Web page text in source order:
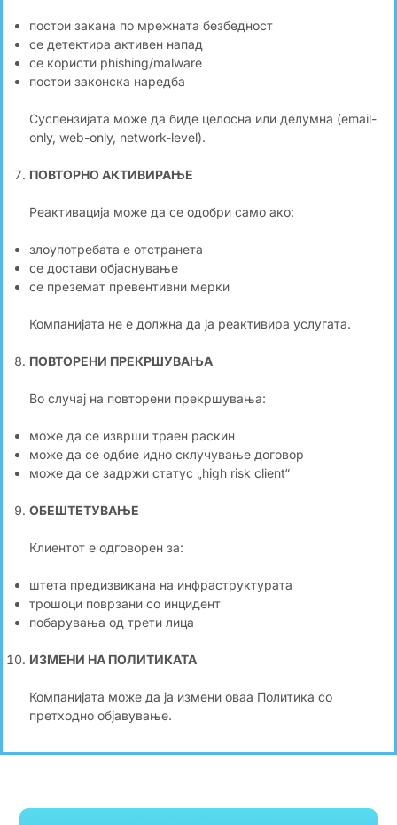
постои закана по мрежната безбедност
се детектира активен напад
се користи phishing/malware
постои законска наредба
Суспензијата може да биде целосна или делумна (email-
only, web-only, network-level).
ПОВТОРНО АКТИВИРАЊЕ
Реактивација може да се одобри само ако:
злоупотребата е отстранета
се достави објаснување
се преземат превентивни мерки
Компанијата не е должна да ја реактивира услугата.
ПОВТОРЕНИ ПРЕКРШУВАЊА
Во случај на повторени прекршувања:
може да се изврши траен раскин
може да се одбие идно склучување договор
може да се задржи статус „high risk client“
ОБЕШТЕТУВАЊЕ
Клиентот е одговорен за:
штета предизвикана на инфраструктурата
трошоци поврзани со инцидент
побарувања од трети лица
ИЗМЕНИ НА ПОЛИТИКАТА
Компанијата може да ја измени оваа Политика со
претходно објавување.